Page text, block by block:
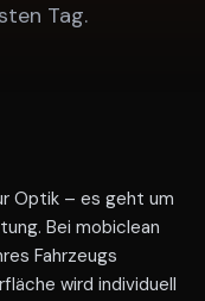
Tag.
Optik – es geht um
Bei mobiclean
Fahrzeugs
wird individuell